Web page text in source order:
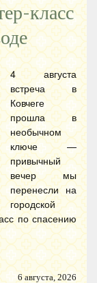
класс
4 августа
встреча в
Ковчеге
прошла в
необычном
ключе —
привычный
вечер мы
перенесли на
городской
по спасению
6 августа, 2026